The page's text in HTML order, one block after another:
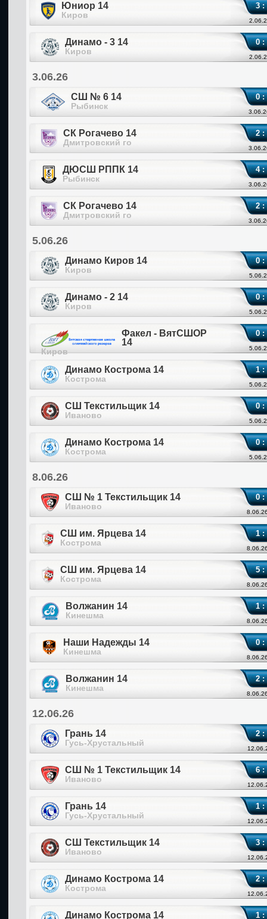
Юниор 14
Киров
3 :
Динамо - 3 14
Киров
0 :
3.06.26
СШ № 6 14
Рыбинск
0 :
СК Рогачево 14
Дмитровский го
2 :
ДЮСШ РППК 14
Рыбинск
4 :
СК Рогачево 14
Дмитровский го
2 :
5.06.26
Динамо Киров 14
Киров
0 :
Динамо - 2 14
Киров
0 :
Факел - ВятСШОР
14
Киров
0 :
Динамо Кострома 14
Кострома
1 :
СШ Текстильщик 14
Иваново
0 :
Динамо Кострома 14
Кострома
0 :
8.06.26
СШ № 1 Текстильщик 14
Иваново
0 :
СШ им. Ярцева 14
Кострома
1 :
СШ им. Ярцева 14
Кострома
5 :
Волжанин 14
Кинешма
1 :
Наши Надежды 14
Кинешма
0 :
Волжанин 14
Кинешма
2 :
12.06.26
Грань 14
Гусь-Хрустальный
2 :
СШ № 1 Текстильщик 14
Иваново
6 :
Грань 14
Гусь-Хрустальный
1 :
СШ Текстильщик 14
Иваново
3 :
Динамо Кострома 14
Кострома
2 :
Динамо Кострома 14 1 :